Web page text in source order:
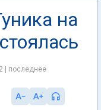
на
| последнее